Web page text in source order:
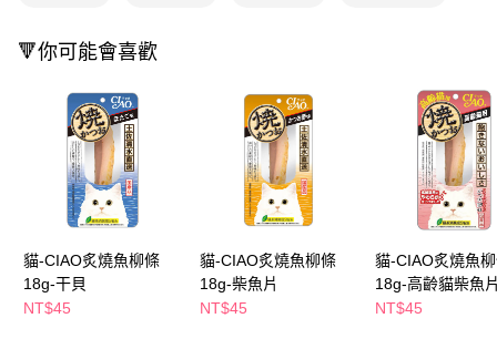
悠遊付
Google Pay
AFTEE先享後付
相關說明
【關於「AFTEE先享後付」】
AFTEE先享後付是「在收到商品之後才付款」的支付方式。 讓您購物簡單
便利好安心！
２．便利：只要手機號碼，簡訊認證，即可結帳。
３．安心：先確認商品／服務後，再付款。
運送方式
全家取貨付款
🔻你可能會喜歡
貓-CIAO炙燒魚柳條
18g-干貝
NT$45
貓-CIAO炙燒魚柳條
18g-柴魚片
NT$45
貓-CIAO炙燒魚
18g-高齡貓柴魚
NT$45